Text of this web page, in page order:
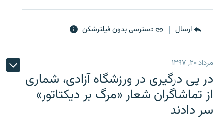
ارسال دسترسی بدون فیلترشکن
مرداد ۲۰, ۱۳۹۷
در پی درگیری در ورزشگاه آزادی، شماری
از تماشاگران شعار «مرگ بر دیکتاتور»
سر دادند